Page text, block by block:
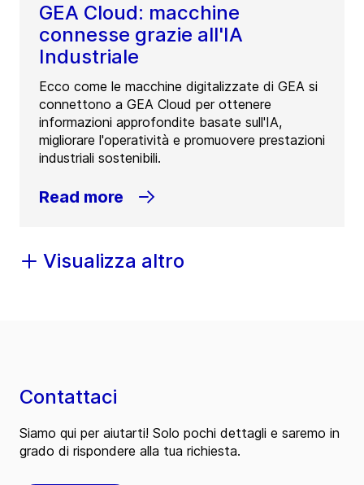
GEA Cloud: macchine
connesse grazie all'IA
Industriale
Ecco come le macchine digitalizzate di GEA si
connettono a GEA Cloud per ottenere
informazioni approfondite basate sull'IA,
migliorare l'operatività e promuovere prestazioni
industriali sostenibili.
Read more
Visualizza altro
Contattaci
Siamo qui per aiutarti! Solo pochi dettagli e saremo in
grado di rispondere alla tua richiesta.